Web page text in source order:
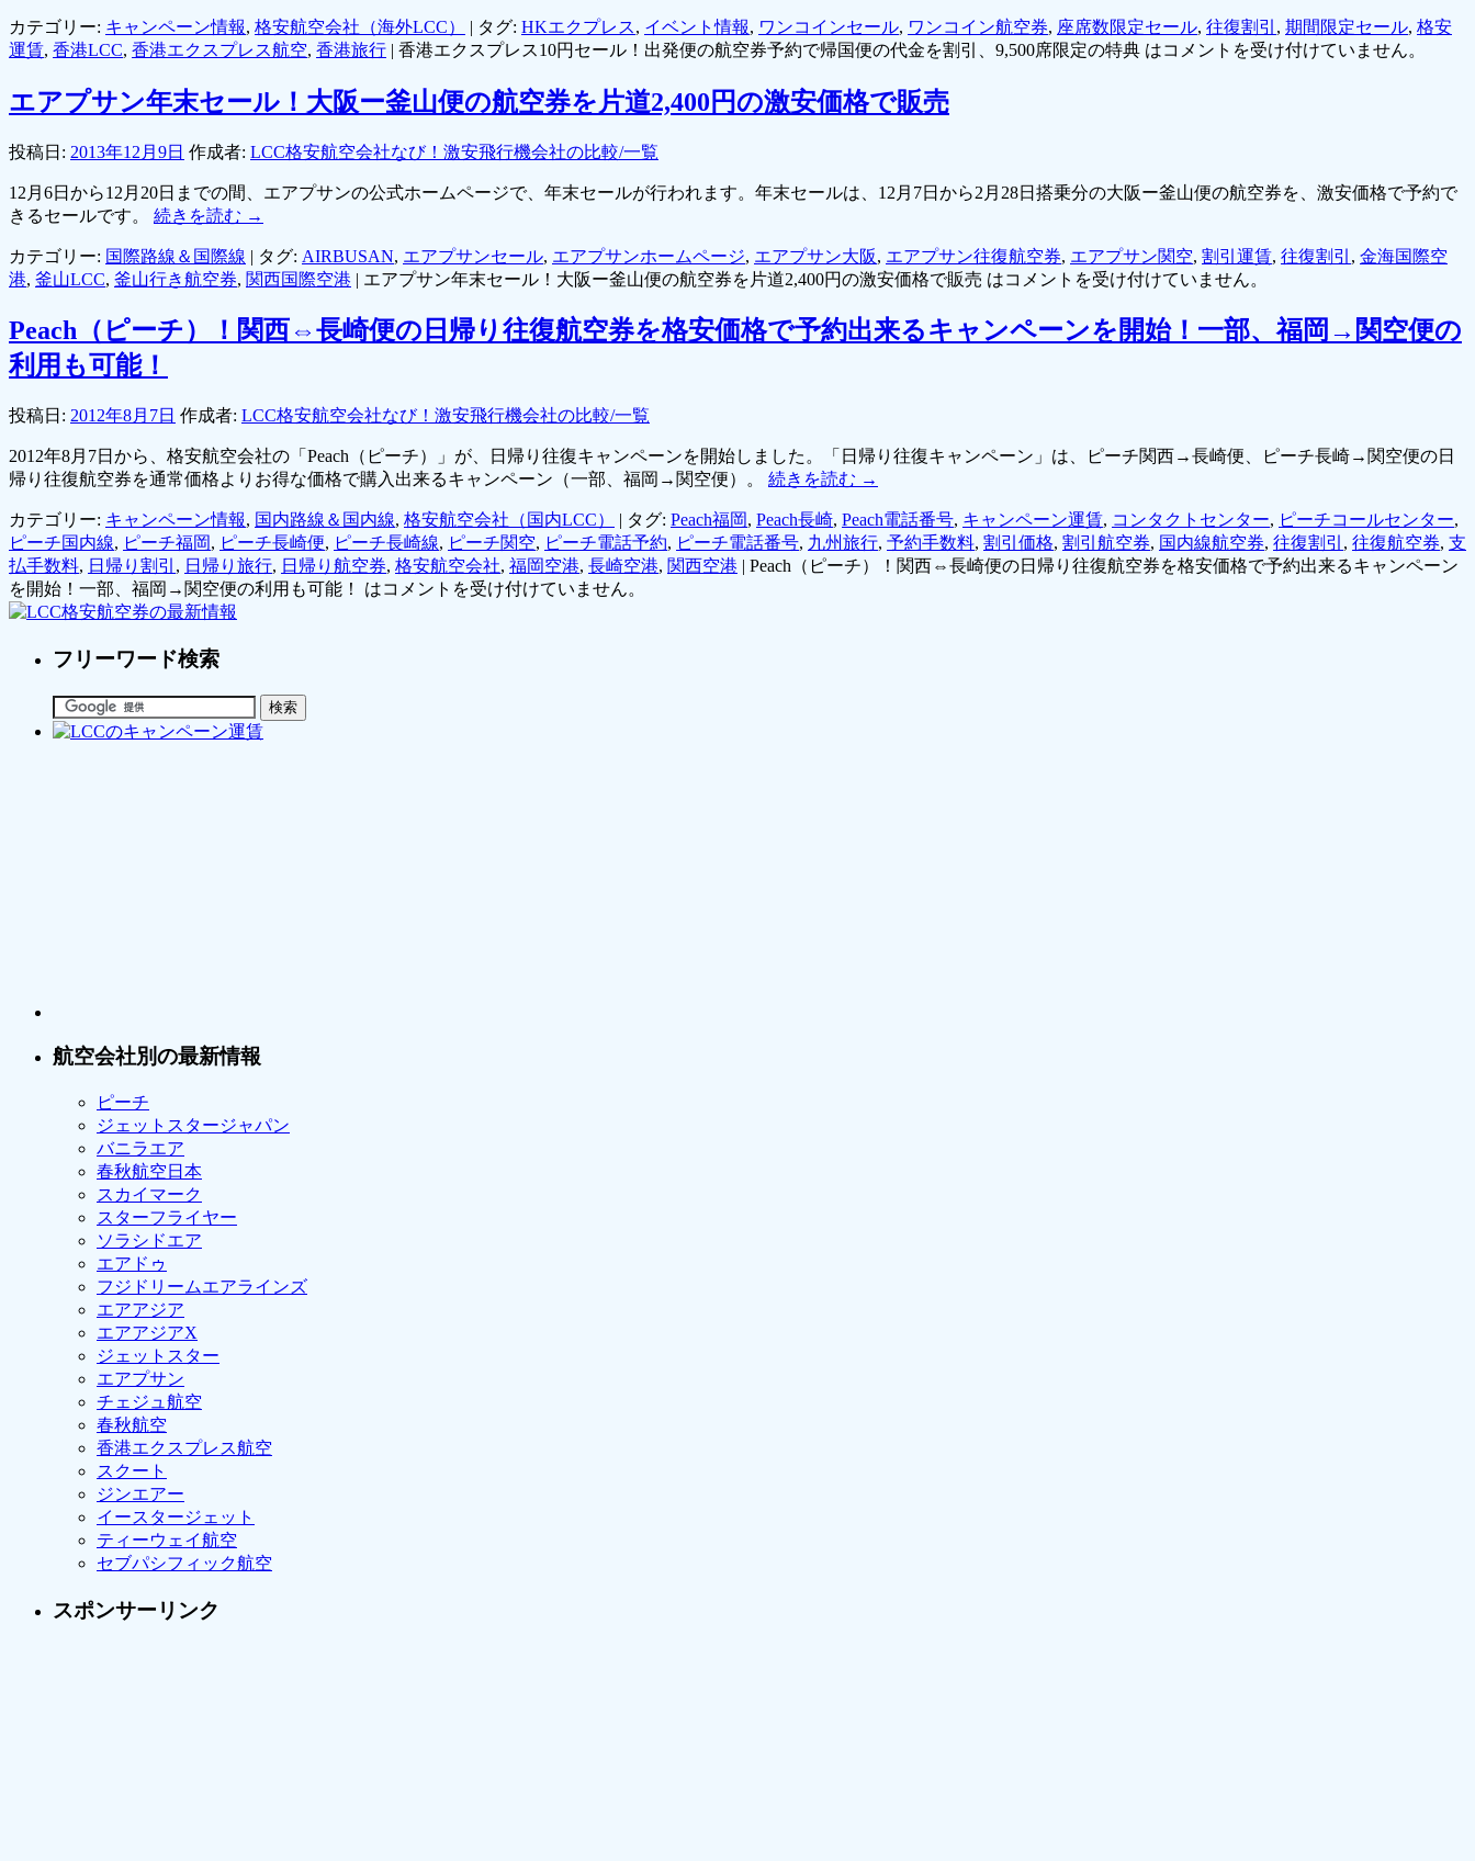
カテゴリー: キャンペーン情報, 格安航空会社（海外LCC） | タグ: HKエクプレス, イベント情報, ワンコインセール, ワンコイン航空券, 座席数限定セール, 往復割引 , 期間限定セール, 格安
運賃, 香港LCC, 香港エクスプレス航空, 香港旅行 | 香港エクスプレス10円セール！出発便の航空券予約で帰国便の代金を割引、9,500席限定の特典 はコメントを受け付けていません。
エアプサン年末セール！大阪ー釜山便の航空券を片道2,400円の激安価格で販売
投稿日: 2013年12月9日 作成者: LCC格安航空会社なび！激安飛行機会社の比較/一覧
12月6日から12月20日までの間、エアプサンの公式ホームページで、年末セールが行われます。年末セールは、12月7日から2月28日搭乗分の大阪ー釜山便の航空券を、激安価格で予約で
きるセールです。 続きを読む →
カテゴリー: 国際路線＆国際線 | タグ: AIRBUSAN, エアプサンセール, エアプサンホームページ, エアプサン大阪, エアプサン往復航空券, エアプサン関空, 割引運賃, 往復割引 , 金海国際空
港, 釜山LCC, 釜山行き航空券, 関西国際空港 | エアプサン年末セール！大阪ー釜山便の航空券を片道2,400円の激安価格で販売 はコメントを受け付けていません。
Peach（ピーチ）！関西⇔長崎便の日帰り往復航空券を格安価格で予約出来るキャンペーンを開始！一部、福岡→関空便の
利用も可能！
投稿日: 2012年8月7日 作成者: LCC格安航空会社なび！激安飛行機会社の比較/一覧
2012年8月7日から、格安航空会社の「Peach（ピーチ）」が、日帰り往復キャンペーンを開始しました。「日帰り往復キャンペーン」は、ピーチ関西→長崎便、ピーチ長崎→関空便の日
帰り往復航空券を通常価格よりお得な価格で購入出来るキャンペーン（一部、福岡→関空便）。 続きを読む →
カテゴリー: キャンペーン情報, 国内路線＆国内線, 格安航空会社（国内LCC） | タグ: Peach福岡, Peach長崎, Peach電話番号, キャンペーン運賃, コンタクトセンター, ピーチコールセンター,
ピーチ国内線, ピーチ福岡, ピーチ長崎便, ピーチ長崎線, ピーチ関空, ピーチ電話予約, ピーチ電話番号, 九州旅行, 予約手数料, 割引価格, 割引航空券, 国内線航空券, 往復割引 , 往復航空券, 支
払手数料, 日帰り割引 , 日帰り旅行, 日帰り航空券, 格安航空会社, 福岡空港, 長崎空港, 関西空港 | Peach（ピーチ）！関西⇔長崎便の日帰り往復航空券を格安価格で予約出来るキャンペーン
を開始！一部、福岡→関空便の利用も可能！ はコメントを受け付けていません。
フリーワード検索
航空会社別の最新情報
ピーチ
ジェットスタージャパン
バニラエア
春秋航空日本
スカイマーク
スターフライヤー
ソラシドエア
エアドゥ
フジドリームエアラインズ
エアアジア
エアアジアX
ジェットスター
エアプサン
チェジュ航空
春秋航空
香港エクスプレス航空
スクート
ジンエアー
イースタージェット
ティーウェイ航空
セブパシフィック航空
スポンサーリンク